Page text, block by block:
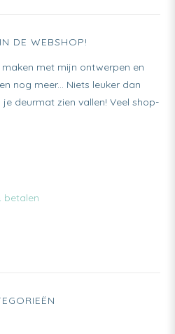
DE WEBSHOP!
met mijn ontwerpen en
nog meer... Niets leuker dan
deurmat zien vallen! Veel shop-
betalen